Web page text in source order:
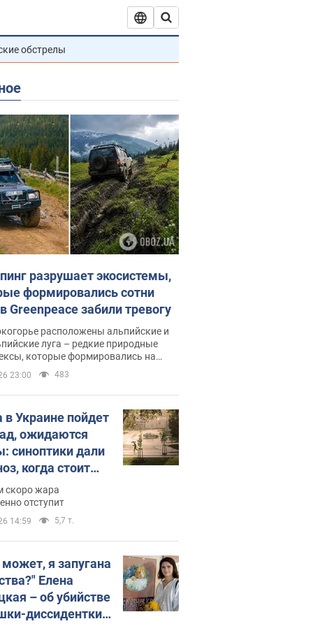
обстрелы
разрушает экосистемы,
формировались сотни
Greenpeace забили тревогу
расположены альпийские и
луга – редкие природные
которые формировались на
сотен лет
23:00 483
Украине пойдет
ожидаются
синоптики дали
когда стоит
изменения
скоро жара
отступит
14:59 5,7 т.
я запугана
Елена
– об убийстве
диссидентки